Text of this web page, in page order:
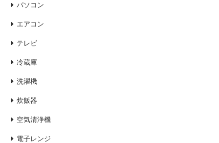
パソコン
エアコン
テレビ
冷蔵庫
洗濯機
炊飯器
空気清浄機
電子レンジ